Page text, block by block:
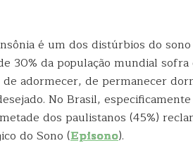
é um dos distúrbios do
30% da população mundial
adormecer, de permanecer
No Brasil, especificamente
dos paulistanos (45%)
do Sono (Episono).